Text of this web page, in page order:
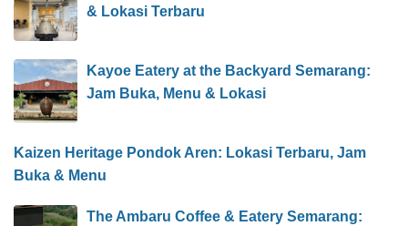
& Lokasi Terbaru
Kayoe Eatery at the Backyard Semarang:
Jam Buka, Menu & Lokasi
Kaizen Heritage Pondok Aren: Lokasi Terbaru, Jam
Buka & Menu
The Ambaru Coffee & Eatery Semarang: